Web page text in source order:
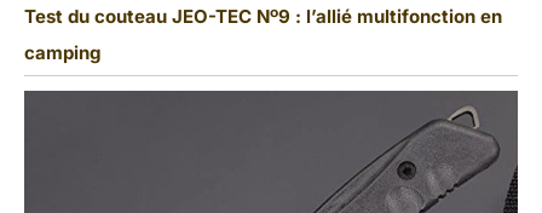
Test du couteau JEO-TEC Nº9 : l’allié multifonction en
camping